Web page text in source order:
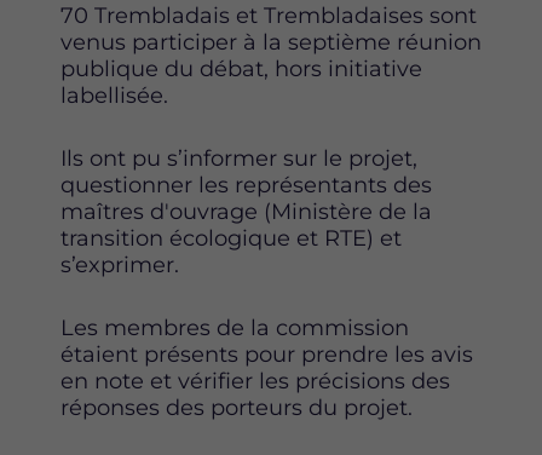
70 Trembladais et Trembladaises sont
venus participer à la septième réunion
publique du débat, hors initiative
labellisée.
Ils ont pu s’informer sur le projet,
questionner les représentants des
maîtres d'ouvrage (Ministère de la
transition écologique et RTE) et
s’exprimer.
Les membres de la commission
étaient présents pour prendre les avis
en note et vérifier les précisions des
réponses des porteurs du projet.